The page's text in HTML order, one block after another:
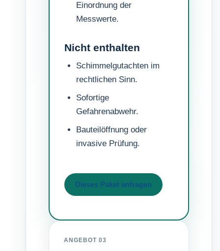
Einordnung der
Messwerte.
Nicht enthalten
Schimmelgutachten im
rechtlichen Sinn.
Sofortige
Gefahrenabwehr.
Bauteilöffnung oder
invasive Prüfung.
Dieses Paket anfragen
ANGEBOT 03